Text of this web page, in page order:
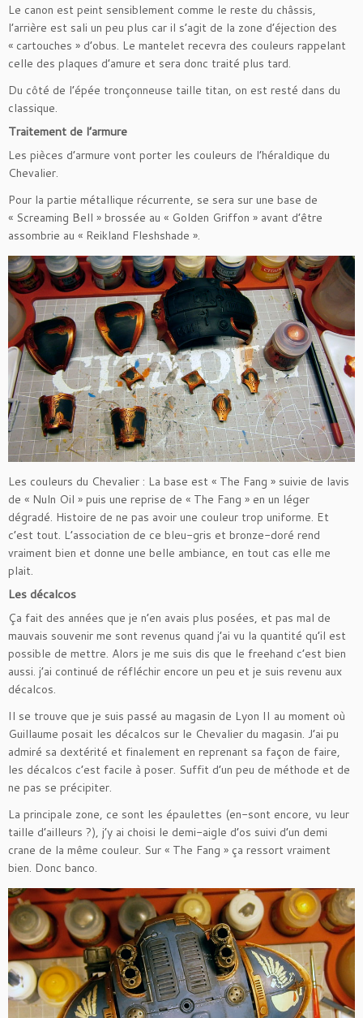
Le canon est peint sensiblement comme le reste du châssis,
l’arrière est sali un peu plus car il s’agit de la zone d’éjection des
« cartouches » d’obus. Le mantelet recevra des couleurs rappelant
celle des plaques d’amure et sera donc traité plus tard.
Du côté de l’épée tronçonneuse taille titan, on est resté dans du
classique.
Traitement de l’armure
Les pièces d’armure vont porter les couleurs de l’héraldique du
Chevalier.
Pour la partie métallique récurrente, se sera sur une base de
« Screaming Bell » brossée au « Golden Griffon » avant d’être
assombrie au « Reikland Fleshshade ».
Les couleurs du Chevalier : La base est « The Fang » suivie de lavis
de « Nuln Oil » puis une reprise de « The Fang » en un léger
dégradé. Histoire de ne pas avoir une couleur trop uniforme. Et
c’est tout. L’association de ce bleu-gris et bronze-doré rend
vraiment bien et donne une belle ambiance, en tout cas elle me
plait.
Les décalcos
Ça fait des années que je n’en avais plus posées, et pas mal de
mauvais souvenir me sont revenus quand j’ai vu la quantité qu’il est
possible de mettre. Alors je me suis dis que le freehand c’est bien
aussi. j’ai continué de réfléchir encore un peu et je suis revenu aux
décalcos.
Il se trouve que je suis passé au magasin de Lyon II au moment où
Guillaume posait les décalcos sur le Chevalier du magasin. J’ai pu
admiré sa dextérité et finalement en reprenant sa façon de faire,
les décalcos c’est facile à poser. Suffit d’un peu de méthode et de
ne pas se précipiter.
La principale zone, ce sont les épaulettes (en-sont encore, vu leur
taille d’ailleurs ?), j’y ai choisi le demi-aigle d’os suivi d’un demi
crane de la même couleur. Sur « The Fang » ça ressort vraiment
bien. Donc banco.